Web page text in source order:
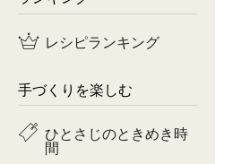
レシピランキング
手づくりを楽しむ
ひとさじのときめき時
間